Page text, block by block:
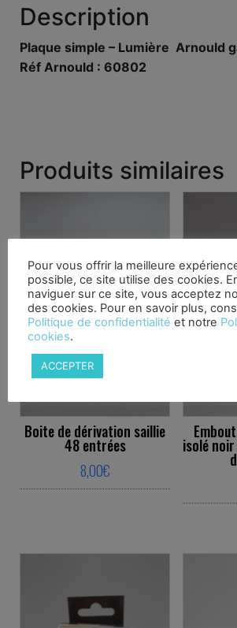
Description
Plaque simple – Lumière Arnould
Réf Arnould : 60802
Produits similaires
Boite de dérivation saillie
48 entrées
8,00€
isolé noir
Pour vous offrir la meilleure
possible, ce site utilise des cookies.
naviguer sur ce site, vous acceptez
des cookies. Pour en savoir plus,
Politique de confidentialité et notre
cookies.
ACCEPTER